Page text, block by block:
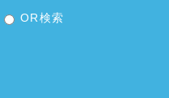
OR検索